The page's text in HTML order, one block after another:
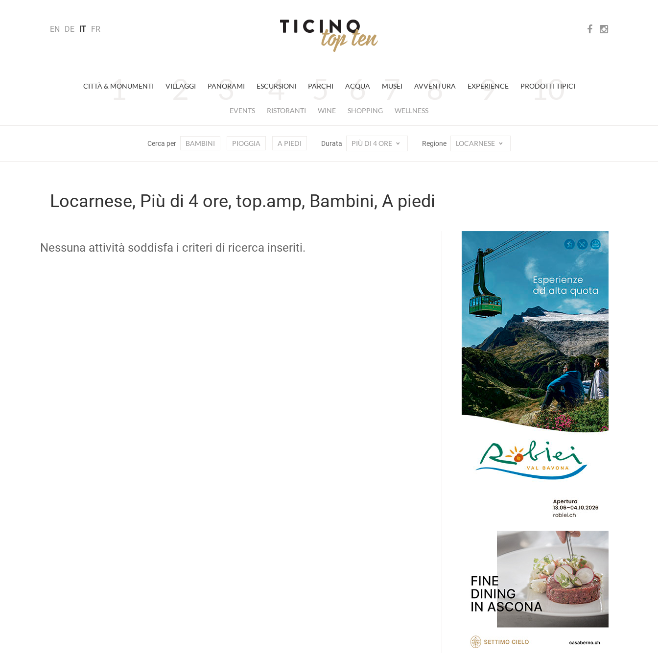
EN DE IT FR
CITTÀ & MONUMENTI VILLAGGI PANORAMI ESCURSIONI PARCHI ACQUA MUSEI AVVENTURA EXPERIENCE PRODOTTI TIPICI
EVENTS RISTORANTI WINE SHOPPING WELLNESS
Cerca per BAMBINI PIOGGIA A PIEDI Durata PIÙ DI 4 ORE Regione LOCARNESE
Locarnese, Più di 4 ore, top.amp, Bambini, A piedi
Nessuna attività soddisfa i criteri di ricerca inseriti.